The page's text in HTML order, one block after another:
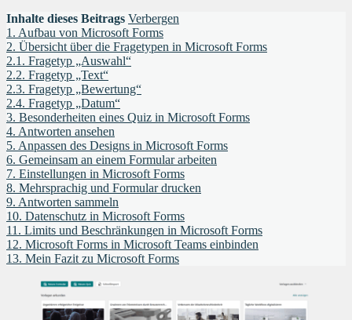
Inhalte dieses Beitrags Verbergen
1. Aufbau von Microsoft Forms
2. Übersicht über die Fragetypen in Microsoft Forms
2.1. Fragetyp „Auswahl“
2.2. Fragetyp „Text“
2.3. Fragetyp „Bewertung“
2.4. Fragetyp „Datum“
3. Besonderheiten eines Quiz in Microsoft Forms
4. Antworten ansehen
5. Anpassen des Designs in Microsoft Forms
6. Gemeinsam an einem Formular arbeiten
7. Einstellungen in Microsoft Forms
8. Mehrsprachig und Formular drucken
9. Antworten sammeln
10. Datenschutz in Microsoft Forms
11. Limits und Beschränkungen in Microsoft Forms
12. Microsoft Forms in Microsoft Teams einbinden
13. Mein Fazit zu Microsoft Forms